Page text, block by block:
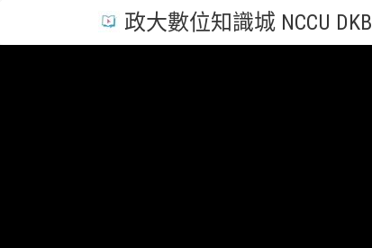
政大數位知識城 NCCU DKB